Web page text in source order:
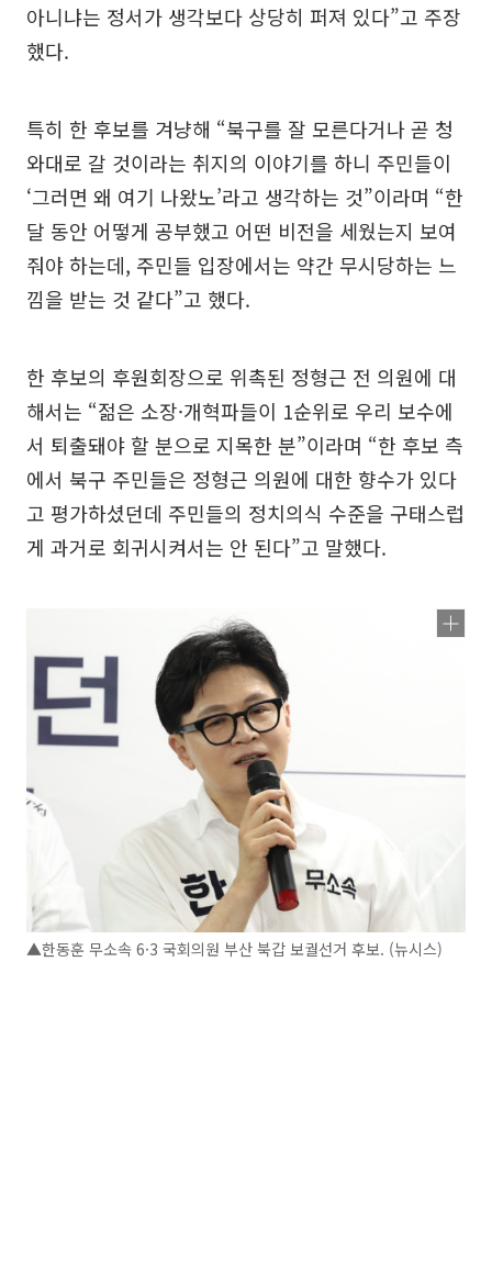
아니냐는 정서가 생각보다 상당히 퍼져 있다”고 주장
했다.
특히 한 후보를 겨냥해 “북구를 잘 모른다거나 곧 청
와대로 갈 것이라는 취지의 이야기를 하니 주민들이
‘그러면 왜 여기 나왔노’라고 생각하는 것”이라며 “한
달 동안 어떻게 공부했고 어떤 비전을 세웠는지 보여
줘야 하는데, 주민들 입장에서는 약간 무시당하는 느
낌을 받는 것 같다”고 했다.
한 후보의 후원회장으로 위촉된 정형근 전 의원에 대
해서는 “젊은 소장·개혁파들이 1순위로 우리 보수에
서 퇴출돼야 할 분으로 지목한 분”이라며 “한 후보 측
에서 북구 주민들은 정형근 의원에 대한 향수가 있다
고 평가하셨던데 주민들의 정치의식 수준을 구태스럽
게 과거로 회귀시켜서는 안 된다”고 말했다.
▲한동훈 무소속 6·3 국회의원 부산 북갑 보궐선거 후보. (뉴시스)